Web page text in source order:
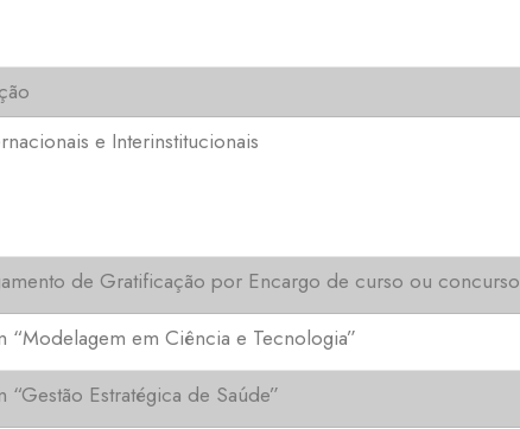
e Interinstitucionais
de Gratificação por Encargo de curso ou concurso
“Modelagem em Ciência e Tecnologia”
“Gestão Estratégica de Saúde”